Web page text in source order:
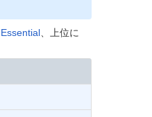
Essential 、上位に